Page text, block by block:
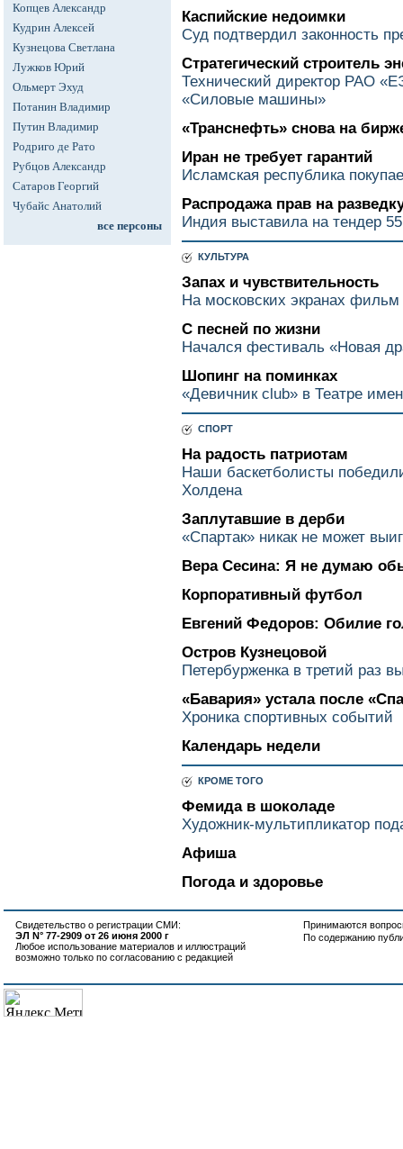
Копцев Александр
Кудрин Алексей
Кузнецова Светлана
Лужков Юрий
Ольмерт Эхуд
Потанин Владимир
Путин Владимир
Родриго де Рато
Рубцов Александр
Сатаров Георгий
Чубайс Анатолий
все персоны
Каспийские недоимки
Суд подтвердил законность
Стратегический строитель
Технический директор РАО
«Силовые машины»
«Транснефть» снова на
Иран не требует гарантий
Исламская республика
Распродажа прав на
Индия выставила на тендер
КУЛЬТУРА
Запах и чувствительность
На московских экранах
С песней по жизни
Начался фестиваль «Новая
Шопинг на поминках
«Девичник club» в Театре
СПОРТ
На радость патриотам
Наши баскетболисты
Холдена
Заплутавшие в дерби
«Спартак» никак не может
Вера Сесина: Я не думаю
Корпоративный футбол
Евгений Федоров: Обилие
Остров Кузнецовой
Петербурженка в третий раз
«Бавария» устала после
Хроника спортивных событий
Календарь недели
КРОМЕ ТОГО
Фемида в шоколаде
Художник-мультипликатор
Афиша
Погода и здоровье
Свидетельство о регистрации СМИ:
ЭЛ N° 77-2909 от 26 июня 2000 г
Любое использование материалов и иллюстраций
возможно только по согласованию с редакцией
Принимаются
По содержанию